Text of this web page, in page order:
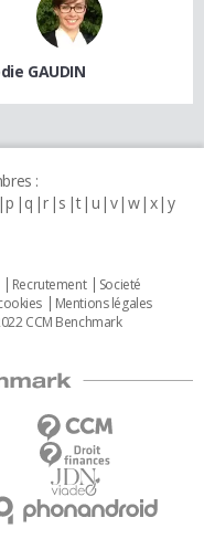
GAUDIN
:
p q r s t u v w x y
Recrutement
Societé
Mentions légales
CCM Benchmark